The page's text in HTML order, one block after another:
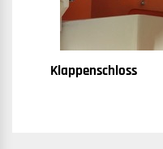
Klappenschloss